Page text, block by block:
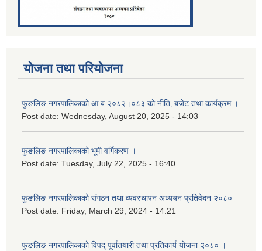
योजना तथा परियोजना
फुङलिङ नगरपालिकाको आ.ब.२०८२।०८३ को नीति‚ बजेट तथा कार्यक्रम ।
Post date: Wednesday, August 20, 2025 - 14:03
फुङलिङ नगरपालिकाको भूमी वर्गिकरण ।
Post date: Tuesday, July 22, 2025 - 16:40
फुङलिङ नगरपालिकाको संगठन तथा व्यवस्थापन अध्ययन प्रतिवेदन २०८०
Post date: Friday, March 29, 2024 - 14:21
फुङलिङ नगरपालिकाको विपद् पूर्वातयारी तथा प्रतिकार्य योजना २०८० ।